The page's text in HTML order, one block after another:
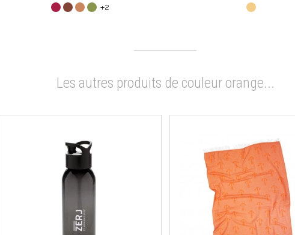
+2
Les autres produits de couleur orange...